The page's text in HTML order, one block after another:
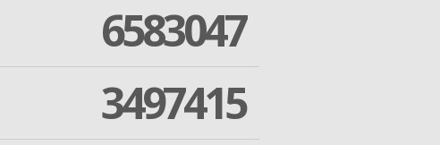
6583047
3497415